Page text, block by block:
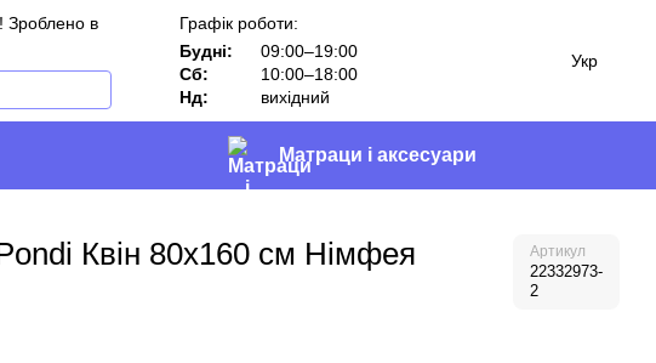
Зроблено в
Графік роботи:
Будні:
09:00–19:00
Сб:
10:00–18:00
Нд:
вихідний
Укр
Матраци і аксесуари
Квін 80х160 см Німфея
Артикул
22332973-
2